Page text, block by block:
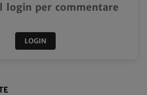
login per commentare
LOGIN